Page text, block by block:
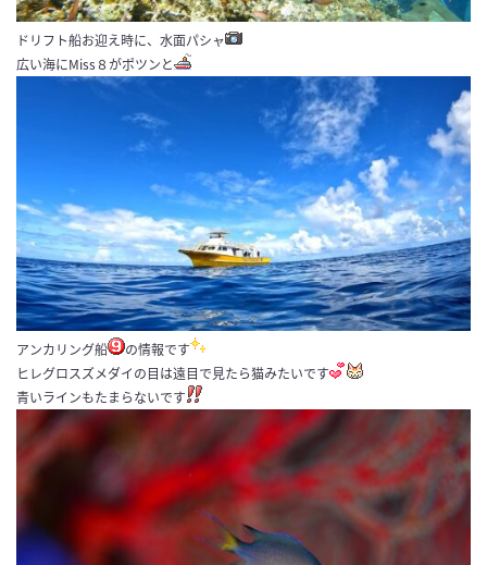
ドリフト船お迎え時に、水面パシャ
広い海にMiss８がポツンと
アンカリング船
の情報です
ヒレグロスズメダイの目は遠目で見たら猫みたいです
青いラインもたまらないです